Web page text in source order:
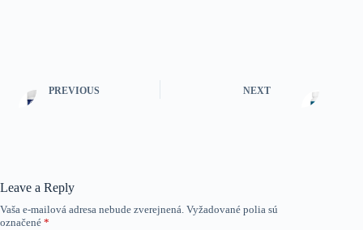
PREVIOUS NEXT
Leave a Reply
Vaša e-mailová adresa nebude zverejnená. Vyžadované polia sú
označené *